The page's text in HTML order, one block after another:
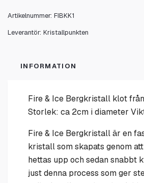
Artikelnummer: FIBKK1
Leverantör: Kristallpunkten
INFORMATION
Fire & Ice Bergkristall klot
Storlek: ca 2cm i diameter
Fire & Ice Bergkristall är en
kristall som skapats genom
hettas upp och sedan snabbt
just denna process som ger